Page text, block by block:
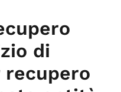
di
recupero